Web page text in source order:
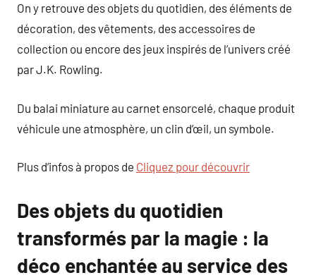
On y retrouve des objets du quotidien, des éléments de
décoration, des vêtements, des accessoires de
collection ou encore des jeux inspirés de l’univers créé
par J.K. Rowling.
Du balai miniature au carnet ensorcelé, chaque produit
véhicule une atmosphère, un clin d’œil, un symbole.
Plus d’infos à propos de Cliquez pour découvrir
Des objets du quotidien
transformés par la magie : la
déco enchantée au service des